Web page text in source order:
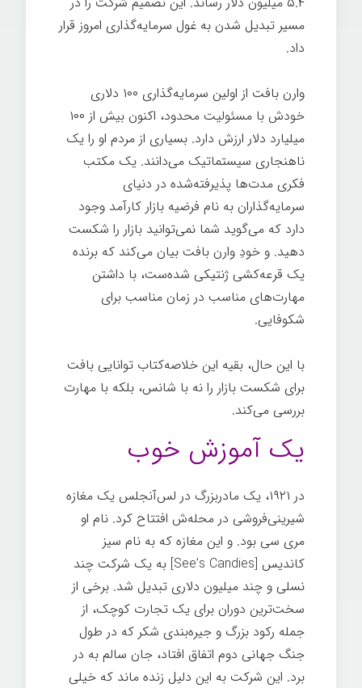
مسیر تبدیل شدن به غول سرمایه‌گذاری امروز قرار
داد.
وارن بافت از اولین سرمایه‌گذاری ۱۰۰ دلاری
خودش با مسئولیت محدود، اکنون بیش از ۱۰۰
میلیارد دلار ارزش دارد. بسیاری از مردم او را یک
ناهنجاری سیستماتیک می‌دانند. یک مکتب
فکری مدت‌ها پذیرفته‌شده در دنیای
سرمایه‌گذاران به نام فرضیه بازار کارآمد وجود
دارد که می‌گوید شما نمی‌توانید بازار را شکست
دهید. و خودِ وارن بافت بیان می‌کند که برنده
یک قرعه‌کشی ژنتیکی شده‌ست، با داشتن
مهارت‌های مناسب در زمان مناسب برای
شکوفایی.
با این حال، بقیه این خلاصه‌کتاب توانایی بافت
برای شکست بازار را نه با شانس، بلکه با مهارت
بررسی می‌کند.
یک آموزش خوب
در ۱۹۲۱، یک مادربزرگ در لس‌آنجلس یک مغازه
شیرینی‌فروشی در محله‌ش افتتاح کرد. نام او
مری سی بود. و این مغازه که به نام سیز
کاندیس [See’s Candies] به یک شرکت چند
نسلی و چند میلیون دلاری تبدیل شد. برخی از
سخت‌ترین دوران برای یک تجارت کوچک، از
جمله رکود بزرگ و جیره‌بندی شکر که در طول
جنگ جهانی دوم اتفاق افتاد، جان سالم به در
برد. این شرکت به این دلیل زنده ماند که خیلی